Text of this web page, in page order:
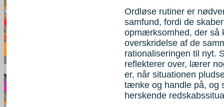
Ordløse rutiner er
samfund, fordi de
opmærksomhed, der så
overskridelse af de
rationaliseringen til nyt.
reflekterer over, lærer
er, når situationen
tænke og handle på, og
herskende